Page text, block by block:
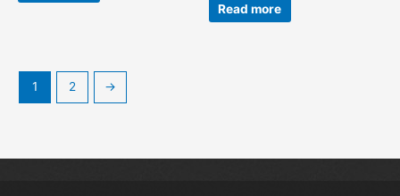
Read more
1 2 →